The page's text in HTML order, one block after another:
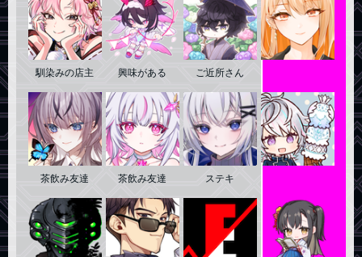
全部見る
馴染みの店主 興味がある ご近所さん
茶飲み友達 茶飲み友達 ステキ